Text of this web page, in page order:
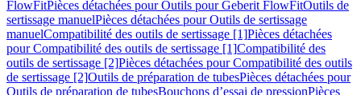
FlowFitPièces détachées pour Outils pour Geberit FlowFitOutils de
sertissage manuelPièces détachées pour Outils de sertissage
manuelCompatibilité des outils de sertissage [1]Pièces détachées
pour Compatibilité des outils de sertissage [1]Compatibilité des
outils de sertissage [2]Pièces détachées pour Compatibilité des outils
de sertissage [2]Outils de préparation de tubesPièces détachées pour
Outils de préparation de tubesBouchons d’essai de pressionPièces